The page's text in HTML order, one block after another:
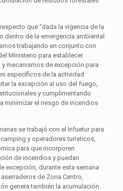
que “dada la vigencia de la
de la emergencia ambiental
trabajando en conjunto con
Ministerio para establecer
mecanismos de excepción para
específicos de la actividad
la excepción al uso del fuego,
y cumplimentando
minimizar el riesgo de incendios
se trabajó con el Infuetur para
y operadores turísticos,
para que incorporen
de incendios y puedan
excepción, durante esta semana
de Zona Centro,
genera también la acumulación